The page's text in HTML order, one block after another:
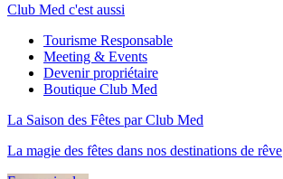
Club Med c'est aussi
Tourisme Responsable
Meeting & Events
Devenir propriétaire
Boutique Club Med
La Saison des Fêtes par Club Med
La magie des fêtes dans nos destinations de rêve​